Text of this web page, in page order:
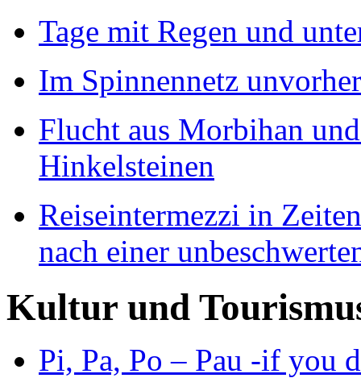
Tage mit Regen und
Im Spinnennetz
Flucht aus Morbihan
Hinkelsteinen
Reiseintermezzi in
nach einer
Kultur und
Pi, Pa, Po – Pau -if you